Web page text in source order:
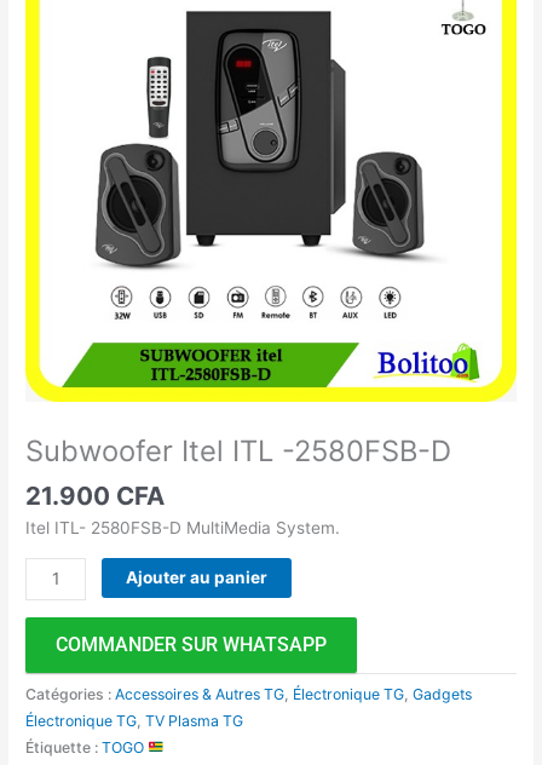
Subwoofer Itel ITL -2580FSB-D
21.900 CFA
Itel ITL- 2580FSB-D MultiMedia System.
Ajouter au panier
COMMANDER SUR WHATSAPP
Catégories :Accessoires & Autres TG Électronique TG ,Gadgets
Électronique TG ,TV Plasma TG
Étiquette :TOGO